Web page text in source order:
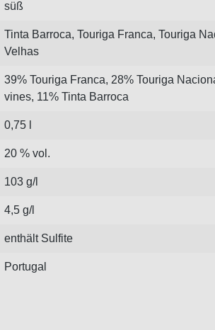
süß
Tinta Barroca, Touriga Franca, Touriga
Velhas
39% Touriga Franca, 28% Touriga
vines, 11% Tinta Barroca
0,75 l
20 % vol.
103 g/l
4,5 g/l
enthält Sulfite
Portugal